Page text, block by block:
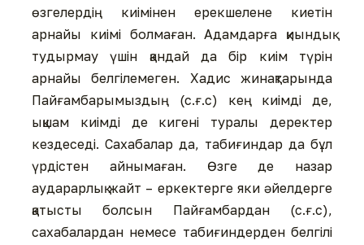
өзгелердің киімінен ерекшелене киетін
арнайы киімі болмаған. Адамдарға қиындық
тудырмау үшін қандай да бір киім түрін
арнайы белгілемеген. Хадис жинақтарында
Пайғамбарымыздың (с.ғ.с) кең киімді де,
ықшам киімді де кигені туралы деректер
кездеседі. Сахабалар да, табиғиндар да бұл
үрдістен айнымаған. Өзге де назар
аударарлық жайт – еркектерге яки әйелдерге
қатысты болсын Пайғамбардан (с.ғ.с),
сахабалардан немесе табиғиндерден белгілі